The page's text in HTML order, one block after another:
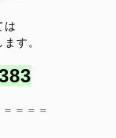
は
す。
＝＝＝